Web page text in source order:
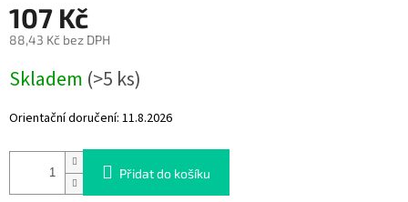
107 Kč
88,43 Kč bez DPH
cena:
Skladem (>5 ks)
Orientační doručení: 11.8.2026
Přidat do košíku